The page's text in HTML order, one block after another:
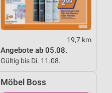
19,7 km
Angebote ab 05.08.
Gültig bis Di. 11.08.
Möbel Boss